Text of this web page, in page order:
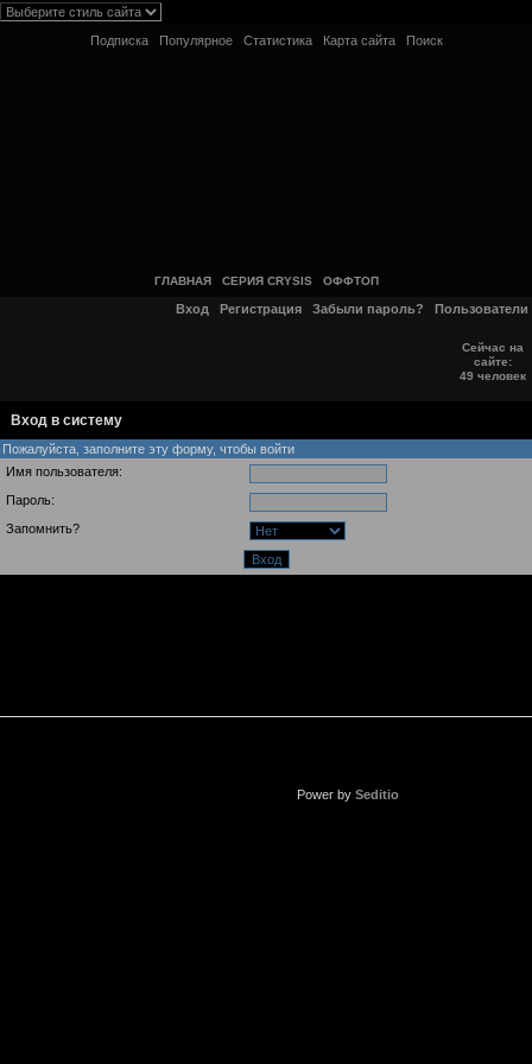
Подписка Популярное Статистика Карта сайта Поиск
ГЛАВНАЯ СЕРИЯ CRYSIS ОФФТОП
Вход Регистрация Забыли пароль? Пользователи
Сейчас на
сайте:
49 человек
Вход в систему
Пожалуйста, заполните эту форму, чтобы войти
Имя пользователя:
Пароль:
Запомнить?
Power by Seditio